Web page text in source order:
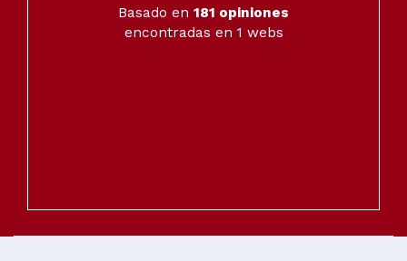
Basado en 181 opiniones
encontradas en 1 webs